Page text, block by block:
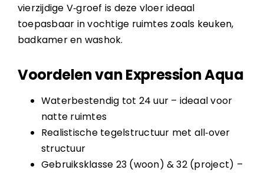
vierzijdige V‑groef is deze vloer ideaal
toepasbaar in vochtige ruimtes zoals keuken,
badkamer en washok.
Voordelen van Expression Aqua
Waterbestendig tot 24 uur – ideaal voor
natte ruimtes
Realistische tegelstructuur met all‑over
structuur
Gebruiksklasse 23 (woon) & 32 (project) –